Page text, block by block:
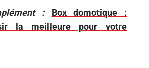
:
Box domotique :
la meilleure pour votre